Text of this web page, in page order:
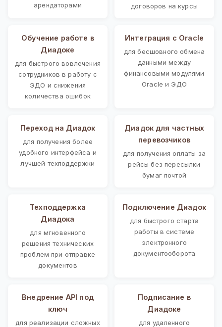
арендаторами
договоров на курсы
Обучение работе в
Диадоке
для быстрого вовлечения
сотрудников в работу с
ЭДО и снижения
количества ошибок
Интеграция с Oracle
для бесшовного обмена
данными между
финансовыми модулями
Oracle и ЭДО
Переход на Диадок
для получения более
удобного интерфейса и
лучшей техподдержки
Диадок для частных
перевозчиков
для получения оплаты за
рейсы без пересылки
бумаг почтой
Техподдержка
Диадока
для мгновенного
решения технических
проблем при отправке
документов
Подключение Диадок
для быстрого старта
работы в системе
электронного
документооборота
Внедрение API под
ключ
для реализации сложных
Подписание в
Диадоке
для удаленного